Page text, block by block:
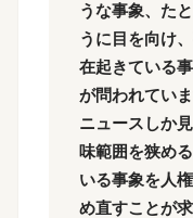
うな事象、た
うに目を向け
在起きている
が問われてい
ニュースしか
味範囲を狭め
いる事象を人
め直すことが